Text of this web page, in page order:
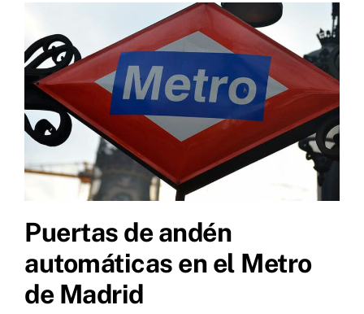
Puertas de andén
automáticas en el Metro
de Madrid